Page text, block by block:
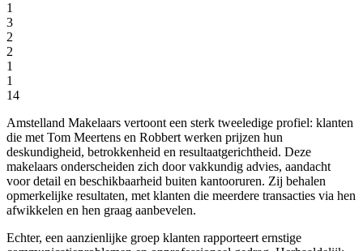
1
3
2
2
1
1
14
Amstelland Makelaars vertoont een sterk tweeledige profiel: klanten
die met Tom Meertens en Robbert werken prijzen hun
deskundigheid, betrokkenheid en resultaatgerichtheid. Deze
makelaars onderscheiden zich door vakkundig advies, aandacht
voor detail en beschikbaarheid buiten kantooruren. Zij behalen
opmerkelijke resultaten, met klanten die meerdere transacties via hen
afwikkelen en hen graag aanbevelen.
Echter, een aanzienlijke groep klanten rapporteert ernstige